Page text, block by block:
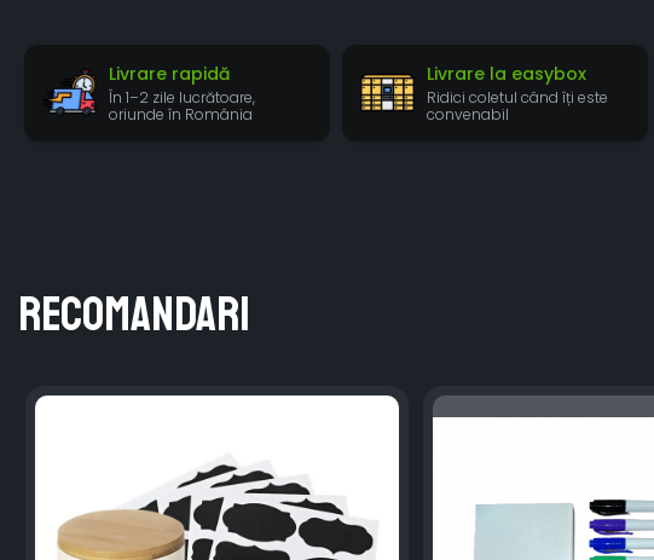
Livrare rapidă
În 1–2 zile lucrătoare,
oriunde în România
Livrare la easybox
Ridici coletul când îți este
convenabil
Recomandari